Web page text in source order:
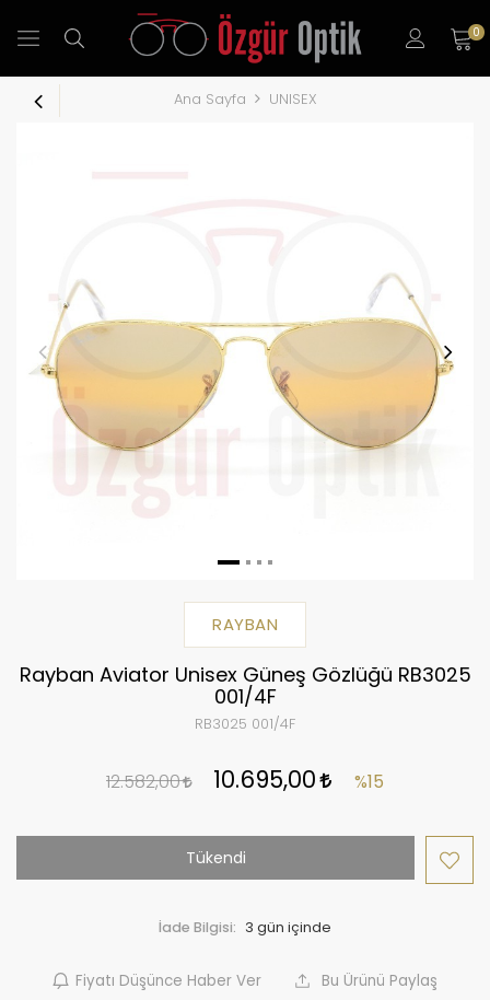
0
Ana Sayfa UNISEX
RAYBAN
Rayban Aviator Unisex Güneş Gözlüğü RB3025
001/4F
RB3025 001/4F
12.582,00 10.695,00 %15
Tükendi
İade Bilgisi:
Fiyatı Düşünce Haber Ver Bu Ürünü Paylaş